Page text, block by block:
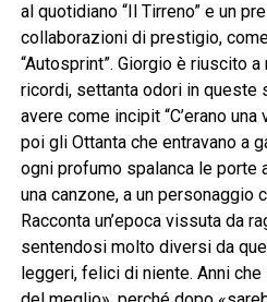
al quotidiano “Il Tirreno” e un
collaborazioni di prestigio,
“Autosprint”. Giorgio è riuscito
ricordi, settanta odori in queste
avere come incipit “C’erano
poi gli Ottanta che entravano a
ogni profumo spalanca le porte
una canzone, a un personaggio
Racconta un’epoca vissuta da
sentendosi molto diversi da
leggeri, felici di niente. Anni